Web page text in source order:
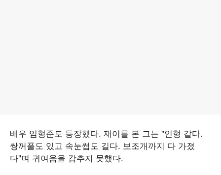
배우 임형준도 등장했다. 재이를 본 그는 "인형 같다.
쌍꺼풀도 있고 속눈썹도 길다. 보조개까지 다 가졌
다"며 귀여움을 감추지 못했다.